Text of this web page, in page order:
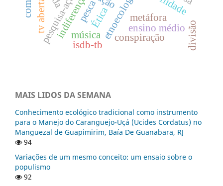
metáfora
indiferença etnoecologia
pesca
ensino médio
pesquisa-ação conspiração
Ética
música
tv aberta
isdb-tb divisão
MAIS LIDOS DA SEMANA
Conhecimento ecológico tradicional como instrumento
para o Manejo do Caranguejo-Uçá (Ucides Cordatus) no
Manguezal de Guapimirim, Baía De Guanabara, RJ
94
Variações de um mesmo conceito: um ensaio sobre o
populismo
92